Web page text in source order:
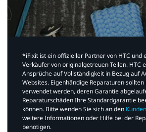
*iFixit ist ein offizieller Partner von HTC und
Verkäufer von originalgetreuen Teilen. HTC
Ansprüche auf Vollständigkeit in Bezug auf
Websites. Eigenhändige Reparaturen
verwendet werden, deren Garantie
Reparaturschäden Ihre Standardgarantie
können. Bitte wenden Sie sich an den
weitere Informationen oder Hilfe bei der
benötigen.​